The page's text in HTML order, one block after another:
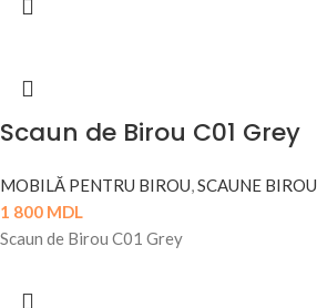
Scaun de Birou C01 Grey
MOBILĂ PENTRU BIROU,SCAUNE BIROU
1 800 MDL
Scaun de Birou C01 Grey